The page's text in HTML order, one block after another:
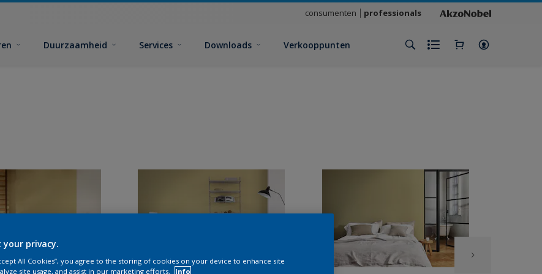
consumenten professionals
Duurzaamheid Services Downloads Verkooppunten
your privacy.
All Cookies”, you agree to the storing of cookies on your device to enhance site
site usage, and assist in our marketing efforts.
Info